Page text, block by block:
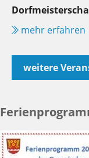
mehr erfahren
weitere